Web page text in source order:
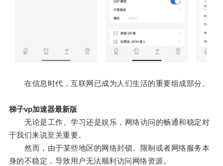
在信息时代，互联网已成为人们生活的重要组成部分。
梯子vp加速器最新版
无论是工作、学习还是娱乐，网络访问的畅通和稳定对
于我们来说至关重要。
然而，由于某些地区的网络封锁、限制或者网络服务本
身的不稳定，导致用户无法顺利访问网络资源。